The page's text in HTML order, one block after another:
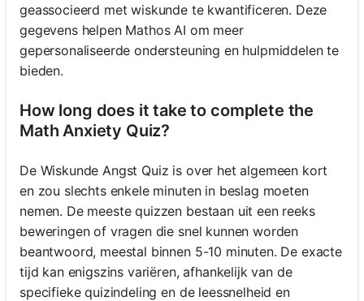
geassocieerd met wiskunde te kwantificeren. Deze
gegevens helpen Mathos AI om meer
gepersonaliseerde ondersteuning en hulpmiddelen te
bieden.
How long does it take to complete the
Math Anxiety Quiz?
De Wiskunde Angst Quiz is over het algemeen kort
en zou slechts enkele minuten in beslag moeten
nemen. De meeste quizzen bestaan uit een reeks
beweringen of vragen die snel kunnen worden
beantwoord, meestal binnen 5-10 minuten. De exacte
tijd kan enigszins variëren, afhankelijk van de
specifieke quizindeling en de leessnelheid en